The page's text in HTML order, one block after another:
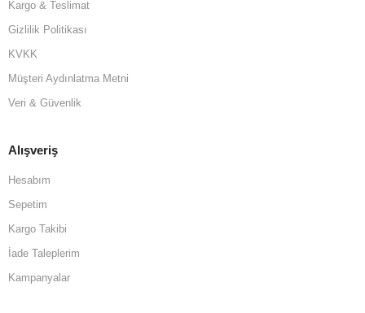
Kargo & Teslimat
Gizlilik Politikası
KVKK
Müşteri Aydınlatma Metni
Veri & Güvenlik
Alışveriş
Hesabım
Sepetim
Kargo Takibi
İade Taleplerim
Kampanyalar